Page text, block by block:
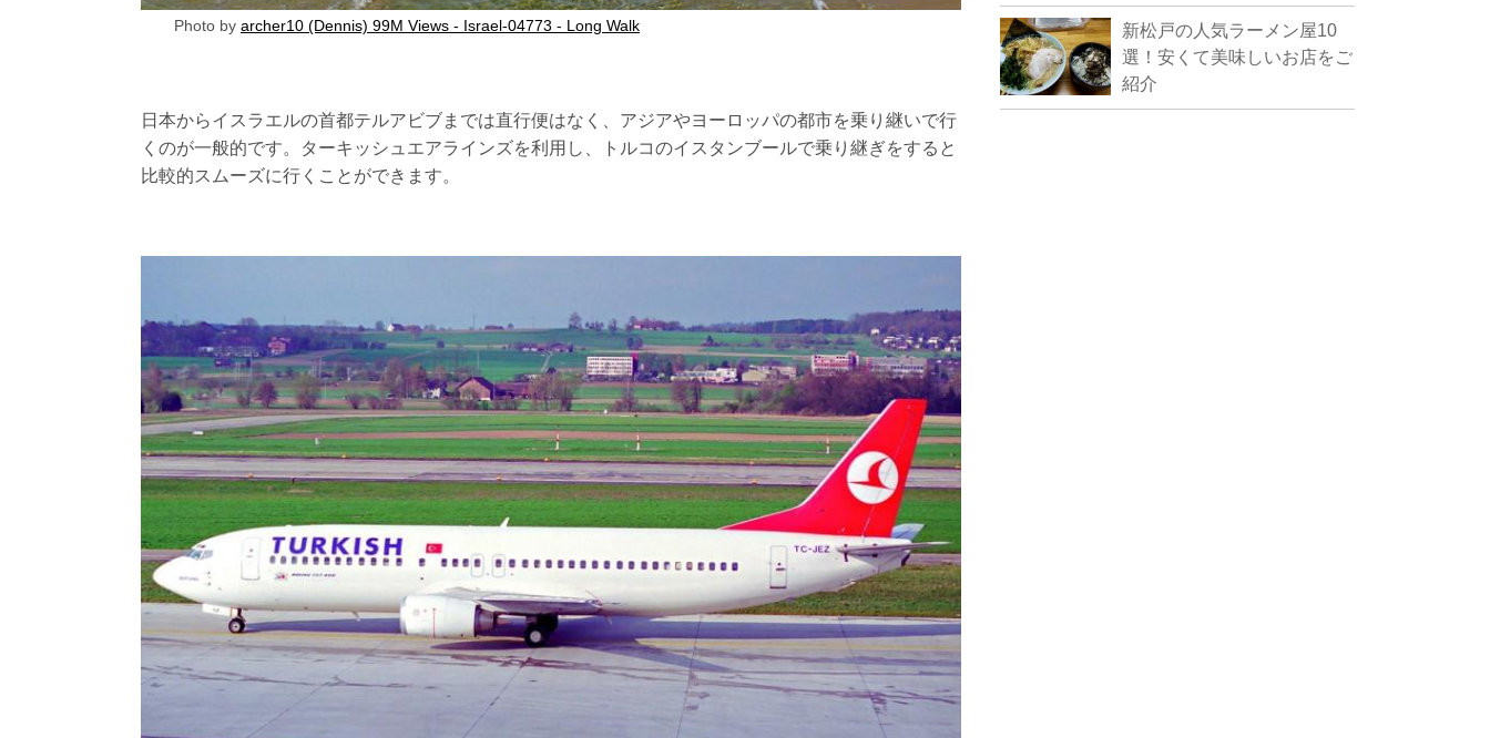
Photo by archer10 (Dennis) 99M Views - Israel-04773 - Long Walk
日本からイスラエルの首都テルアビブまでは直行便はなく、アジアやヨーロッパの都市を乗り継いで行
くのが一般的です。ターキッシュエアラインズを利用し、トルコのイスタンブールで乗り継ぎをすると
比較的スムーズに行くことができます。
新松戸の人気ラーメン屋10
選！安くて美味しいお店をご
紹介